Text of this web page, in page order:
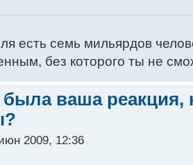
есть семь мильярдов
без которого ты не
была ваша реакция,
2009, 12:36